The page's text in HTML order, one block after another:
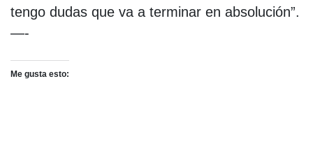
tengo dudas que va a terminar en absolución”.
—-
Me gusta esto: